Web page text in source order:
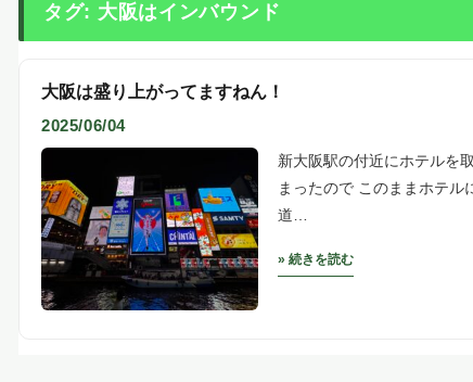
タグ: 大阪はインバウンド
大阪は盛り上がってますねん！
2025/06/04
新大阪駅の付近にホテルを
まったので このままホテ
道…
» 続きを読む